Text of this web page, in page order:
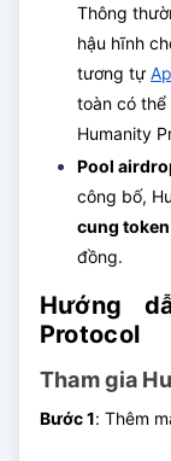
Thông
hậu hĩnh
tương tự
toàn có
Humanity
Pool
công bố,
cung token
đồng.
Hướng
Protocol
Tham gia
Bước 1: Thêm